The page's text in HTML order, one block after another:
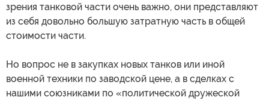
зрения танковой части очень важно, они представляют
из себя довольно большую затратную часть в общей
стоимости части.
Но вопрос не в закупках новых танков или иной
военной техники по заводской цене, а в сделках с
нашими союзниками по «политической дружеской